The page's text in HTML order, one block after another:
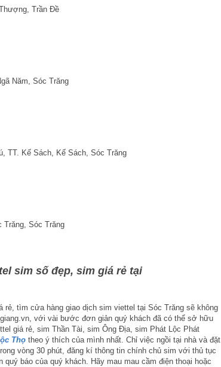
Trần Đề
Năm, Sóc Trăng
TT. Kế Sách, Kế Sách, Sóc Trăng
Trăng, Sóc Trăng
sim số đẹp, sim giá rẻ tại
rẻ, tìm cửa hàng giao dịch sim viettel tại Sóc Trăng sẽ không
với vài bước đơn giản quý khách đã có thể sở hữu
giá rẻ, sim Thần Tài, sim Ông Địa, sim Phát Lộc Phát
Thọ theo ý thích của mình nhất. Chỉ việc ngồi tại nhà và đặt
vòng 30 phút, đăng kí thông tin chính chủ sim với thủ tục
báo của quý khách. Hãy mau mau cầm điện thoại hoặc